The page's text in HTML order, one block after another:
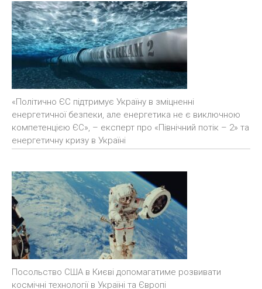
«Політично ЄС підтримує Україну в зміцненні
енергетичної безпеки, але енергетика не є виключною
компетенцією ЄС», – експерт про «Північний потік – 2» та
енергетичну кризу в Україні
Посольство США в Києві допомагатиме розвивати
космічні технології в Україні та Європі